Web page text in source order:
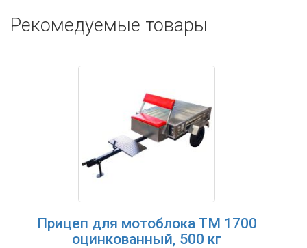
Рекомедуемые товары
мотоблока ТМ 1700
500 кг
Прицеп